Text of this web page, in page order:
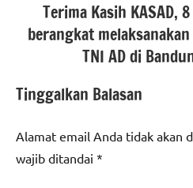
Terima Kasih KASAD,
berangkat
TNI AD di
Tinggalkan Balasan
Alamat email Anda tidak akan
wajib ditandai *